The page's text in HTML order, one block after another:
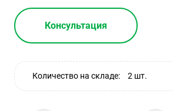
Консультация
Количество на складе: 2 шт.